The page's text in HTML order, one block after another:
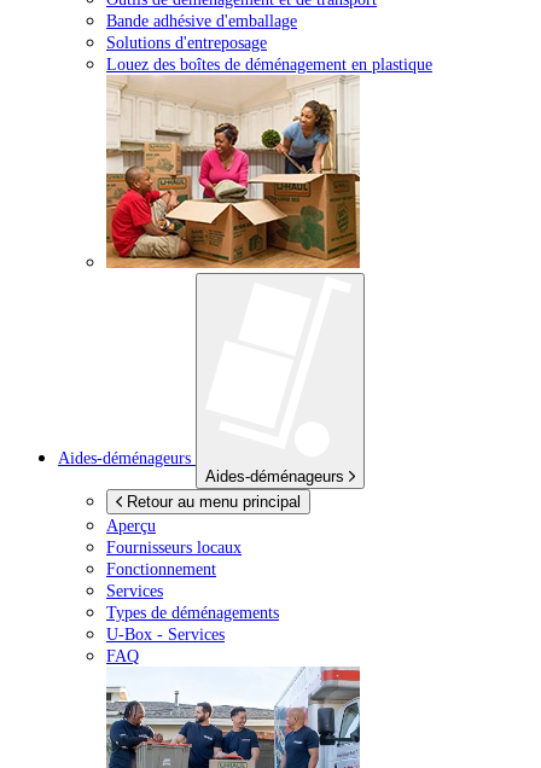
Bande adhésive d'emballage
Solutions d'entreposage
Louez des boîtes de déménagement en plastique
Aides-déménageurs
Aides-déménageurs
Retour au menu principal
Aperçu
Fournisseurs locaux
Fonctionnement
Services
Types de déménagements
U-Box - Services
FAQ